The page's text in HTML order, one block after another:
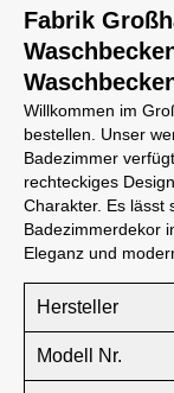
Fabrik
Willkommen im
bestellen. Unser
Badezimmer
rechteckiges
Charakter. Es lässt
Badezimmerdekor
Eleganz und
Hersteller
Modell Nr.